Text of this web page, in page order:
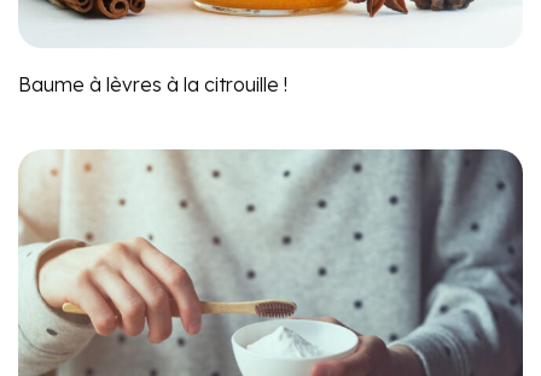
Baume à lèvres à la citrouille !